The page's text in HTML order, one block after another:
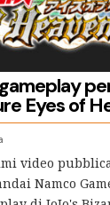
Eyes of
video
Namco